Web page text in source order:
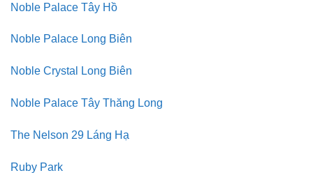
Noble Palace Tây Hồ
Noble Palace Long Biên
Noble Crystal Long Biên
Noble Palace Tây Thăng Long
The Nelson 29 Láng Hạ
Ruby Park